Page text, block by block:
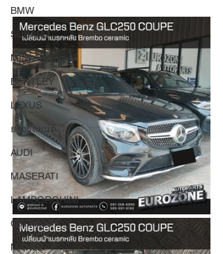
BMW
SUBARU
MINI
BENTLEY
LEXUS
ยางรถยนต์
AUDI
MASERATI
LAMBORGHINI
GTR R35
MAHLE